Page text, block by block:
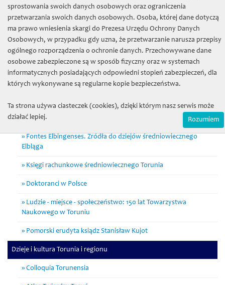
w średniowieczu
Średniowieczne rachunki kościołów toruńskich - opracowanie,
edycja, digitalizacja
Atlas historyczny miast polskich, t. 1: Prusy Królewskie i
Warmia, t. 3: Mazury, t. 4: Śląsk, t. 5: Małopolska
Normowanie miejskiej rzeczywistości w Toruniu w
Zapomniany Krajobraz. W poszukiwaniu dziedzictwa
archeologicznego w lasach ziemi chełmińskiej
Fontes Elbingenses. Źródła do dziejów średniowiecznego
Elbląga
Księgi rachunkowe średniowiecznego Torunia
Doktoranci w Polsce
Ludzie - miejsce - społeczeństwo: 150 lat Towarzystwa
Naukowego w Toruniu
Pomorski erudyta ksiądz Stanisław Kujot
Dzieje i kultura Torunia i regionu
Colloquia Torunensia
sprostowania swoich danych osobowych oraz ograniczenia
przetwarzania swoich danych osobowych. Osoba, której dane dotyczą
ma prawo wniesienia skargi do Prezesa Urzędu Ochrony Danych
Osobowych, w przypadku gdy uzna, że przetwarzanie narusza przepisy
ogólnego rozporządzenia o ochronie danych. Przechowywane dane
osobowe zabezpieczone są w sposób fizyczny oraz w systemach
informatycznych posiadających odpowiedni stopień zabezpieczeń, dla
których wykonywane są regularne kopie bezpieczeństwa.
Ta strona używa ciasteczek (cookies), dzięki którym nasz serwis może
działać lepiej.
Rozumiem